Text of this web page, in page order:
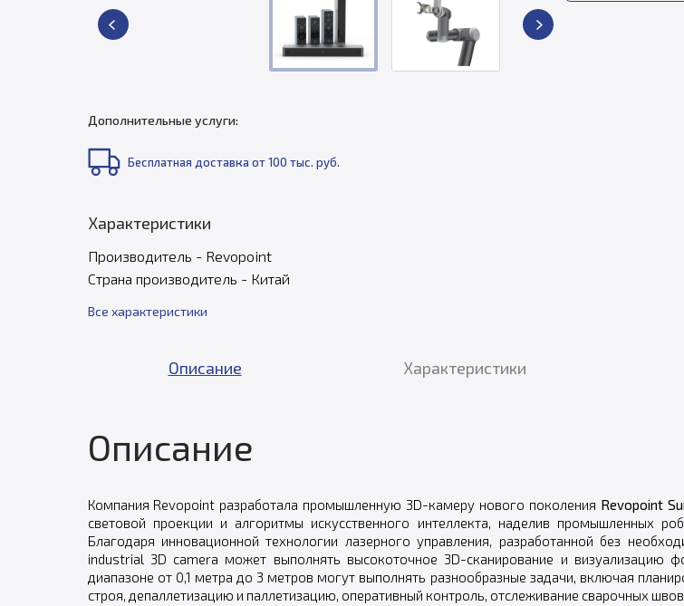
Дополнительные услуги:
Бесплатная доставка от 100 тыс. руб.
Характеристики
Производитель - Revopoint
Страна производитель - Китай
Все характеристики
Описание Характеристики
Описание
Компания Revopoint разработала промышленную 3D-камеру нового поколения Revopoint
световой проекции и алгоритмы искусственного интеллекта, наделив промышленных
Благодаря инновационной технологии лазерного управления, разработанной без
industrial 3D camera может выполнять высокоточное 3D-сканирование и визуализацию
диапазоне от 0,1 метра до 3 метров могут выполнять разнообразные задачи, включая
строя, депаллетизацию и паллетизацию, оперативный контроль, отслеживание сварочных